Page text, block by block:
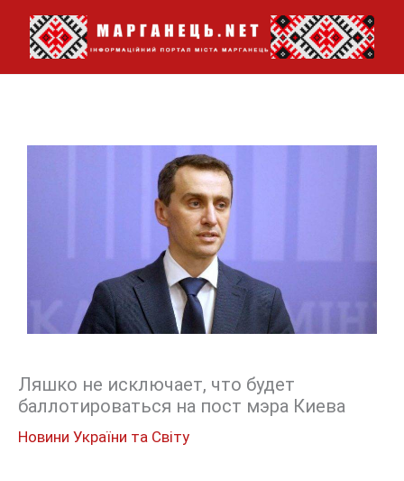
Перейти
вмісту
Ляшко не исключает, что будет
баллотироваться на пост мэра Киева
Новини України та Світу